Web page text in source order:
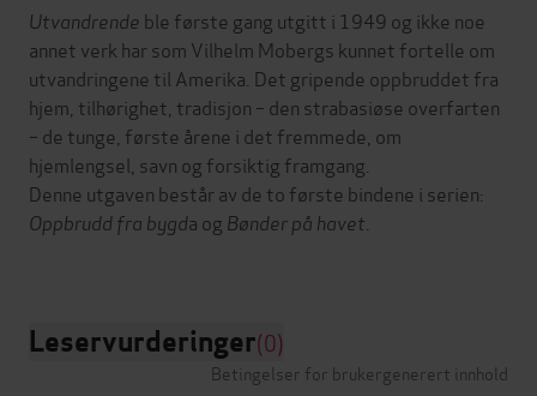
Utvandrende ble første gang utgitt i 1949 og ikke noe
annet verk har som Vilhelm Mobergs kunnet fortelle om
utvandringene til Amerika. Det gripende oppbruddet fra
hjem, tilhørighet, tradisjon – den strabasiøse overfarten
– de tunge, første årene i det fremmede, om
hjemlengsel, savn og forsiktig framgang.
Denne utgaven består av de to første bindene i serien:
Oppbrudd fra bygda og Bønder på havet
Leservurderinger(0)
Betingelser for brukergenerert innhold